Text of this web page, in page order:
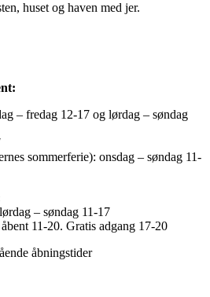
huset og haven med jer.
– fredag 12-17 og lørdag – søndag
sommerferie): onsdag – søndag 11-
– søndag 11-17
11-20. Gratis adgang 17-20
åbningstider